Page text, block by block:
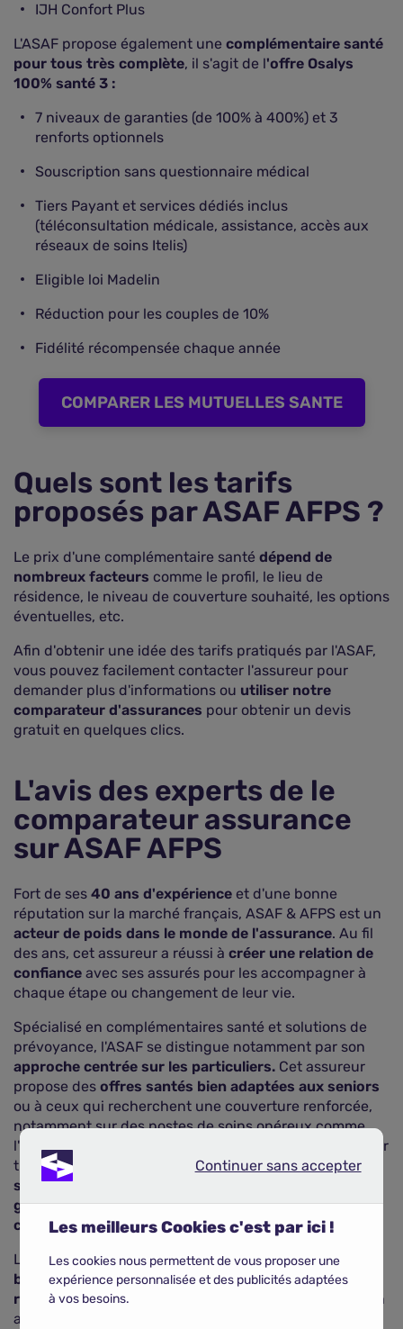
IJH Confort Plus
L'ASAF propose également une complémentaire santé
pour tous très complète, il s'agit de l'offre Osalys
100% santé 3 :
7 niveaux de garanties (de 100% à 400%) et 3
renforts optionnels
Souscription sans questionnaire médical
Tiers Payant et services dédiés inclus
(téléconsultation médicale, assistance, accès aux
réseaux de soins Itelis)
Eligible loi Madelin
Réduction pour les couples de 10%
Fidélité récompensée chaque année
COMPARER LES MUTUELLES SANTE
Quels sont les tarifs
proposés par ASAF AFPS ?
Le prix d'une complémentaire santé dépend de
nombreux facteurs comme le profil, le lieu de
résidence, le niveau de couverture souhaité, les options
éventuelles, etc.
Afin d'obtenir une idée des tarifs pratiqués par l'ASAF,
vous pouvez facilement contacter l'assureur pour
demander plus d'informations ou utiliser notre
comparateur d'assurances pour obtenir un devis
gratuit en quelques clics.
L'avis des experts de le
comparateur assurance
sur ASAF AFPS
Fort de ses 40 ans d'expérience et d'une bonne
réputation sur la marché français, ASAF & AFPS est un
acteur de poids dans le monde de l'assurance. Au fil
des ans, cet assureur a réussi à créer une relation de
confiance avec ses assurés pour les accompagner à
chaque étape ou changement de leur vie.
Spécialisé en complémentaires santé et solutions de
prévoyance, l'ASAF se distingue notamment par son
approche centrée sur les particuliers. Cet assureur
propose des offres santés bien adaptées aux seniors
ou à ceux qui recherchent une couverture renforcée,
notamment sur des postes de soins onéreux comme
l'optique ou la dentaire. En plus d'une offre santé senior
très complète, l'ASAF & AFPS a également conçu des
solutions pour les TNS ou pour le “tout public”,
garantissant de trouver une solution adaptée à
chacun.
Les produits santé de l'ASAF font souvent l'objet de
bons retours clients, notamment en termes de
rapport qualité-prix
. Les primes sont généralement en
adéquation avec les garanties proposées, lesquelles
Continuer sans accepter
Les meilleurs Cookies c'est par ici !
Les cookies nous permettent de vous proposer une
expérience personnalisée et des publicités adaptées
à vos besoins.
Continuer sans accepter